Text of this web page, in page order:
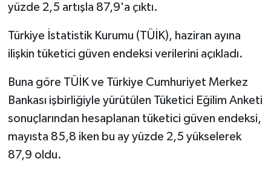
yüzde 2,5 artışla 87,9'a çıktı.
Türkiye İstatistik Kurumu (TÜİK), haziran ayına
ilişkin tüketici güven endeksi verilerini açıkladı.
Buna göre TÜİK ve Türkiye Cumhuriyet Merkez
Bankası işbirliğiyle yürütülen Tüketici Eğilim Anketi
sonuçlarından hesaplanan tüketici güven endeksi,
mayısta 85,8 iken bu ay yüzde 2,5 yükselerek
87,9 oldu.